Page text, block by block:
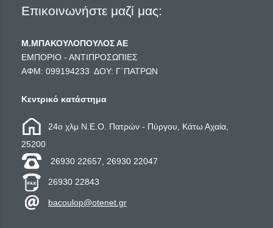
Επικοινωνήστε μαζί μας:
Μ.ΜΠΑΚΟΥΛΟΠΟΥΛΟΣ ΑΕ
ΕΜΠΟΡΙΟ - ΑΝΤΙΠΡΟΣΩΠΙΕΣ
ΑΦΜ: 099194233 ΔΟΥ: Γ΄ΠΑΤΡΩΝ
Κεντρικό κατάστημα
24ο χλμ Ν.Ε.Ο. Πατρών - Πύργου, Κάτω Αχαία,
25200
26930 22657, 26930 22047
26930 22843
bacoulop@otenet.gr